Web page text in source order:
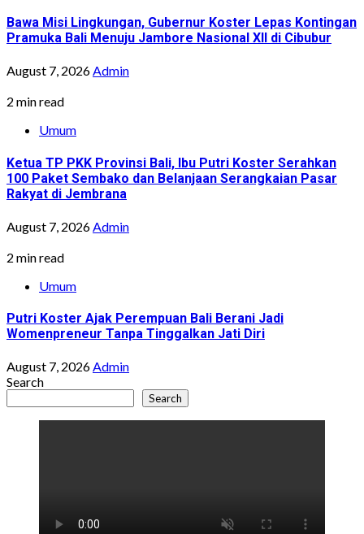
Bawa Misi Lingkungan, Gubernur Koster Lepas Kontingan
Pramuka Bali Menuju Jambore Nasional XII di Cibubur
August 7, 2026Admin
2 min read
Umum
Ketua TP PKK Provinsi Bali, Ibu Putri Koster Serahkan
100 Paket Sembako dan Belanjaan Serangkaian Pasar
Rakyat di Jembrana
August 7, 2026Admin
2 min read
Umum
Putri Koster Ajak Perempuan Bali Berani Jadi
Womenpreneur Tanpa Tinggalkan Jati Diri
August 7, 2026Admin
Search
Search